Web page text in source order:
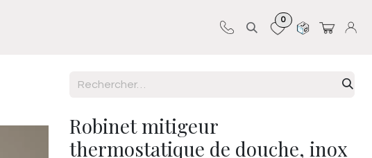
0
Robinet mitigeur
thermostatique de douche, inox